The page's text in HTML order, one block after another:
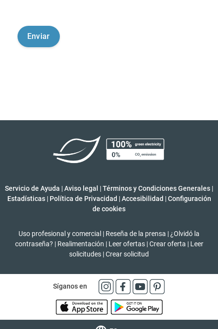
Servicio de Ayuda |Aviso legal |Términos y Condiciones Generales |
Estadísticas | Política de Privacidad | Accesibilidad | Configuración
de cookies
Uso profesional y comercial | Reseña de la prensa | ¿Olvidó la
contraseña? | Realimentación | Leer ofertas | Crear oferta | Leer
solicitudes |Crear solicitud
Síganos en